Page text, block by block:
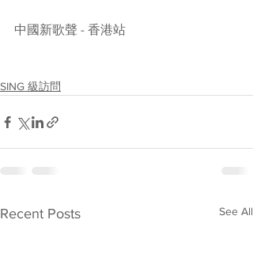
中國新歌聲 - 香港站
SING 級訪問
Recent Posts See All